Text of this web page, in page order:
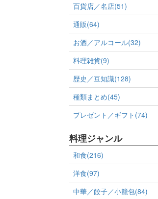
百貨店／名店(51)
通販(64)
お酒／アルコール(32)
料理雑貨(9)
歴史／豆知識(128)
種類まとめ(45)
プレゼント／ギフト(74)
料理ジャンル
和食(216)
洋食(97)
中華／餃子／小籠包(84)